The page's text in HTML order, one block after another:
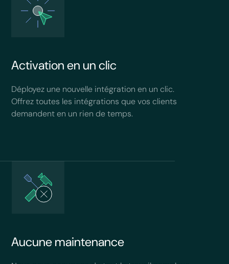
Activation en un clic
Déployez une nouvelle intégration en un clic.
Offrez toutes les intégrations que vos clients
demandent en un rien de temps.
Aucune maintenance